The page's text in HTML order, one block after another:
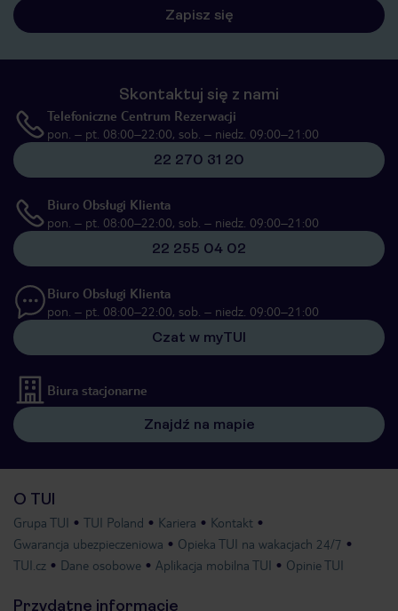
Zapisz się
Skontaktuj się z nami
Telefoniczne Centrum Rezerwacji
pon. – pt. 08:00–22:00, sob. – niedz. 09:00–21:00
22 270 31 20
Biuro Obsługi Klienta
pon. – pt. 08:00–22:00, sob. – niedz. 09:00–21:00
22 255 04 02
Biuro Obsługi Klienta
pon. – pt. 08:00–22:00, sob. – niedz. 09:00–21:00
Czat w myTUI
Biura stacjonarne
Znajdź na mapie
O TUI
Grupa TUI TUI Poland Kariera
Kontakt
Gwarancja ubezpieczeniowa
Opieka TUI na wakacjach 24/7
TUI.cz
Dane osobowe Aplikacja mobilna TUI Opinie TUI
Przydatne informacje